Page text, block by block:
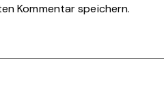
Kommentar speichern.